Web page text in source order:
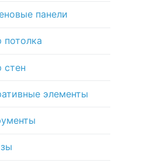
панели
потолка
стен
элементы